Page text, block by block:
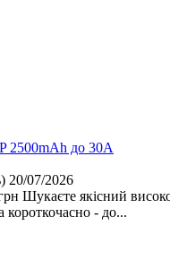
2500mAh до 30A
20/07/2026
Шукаєте якісний
- до...